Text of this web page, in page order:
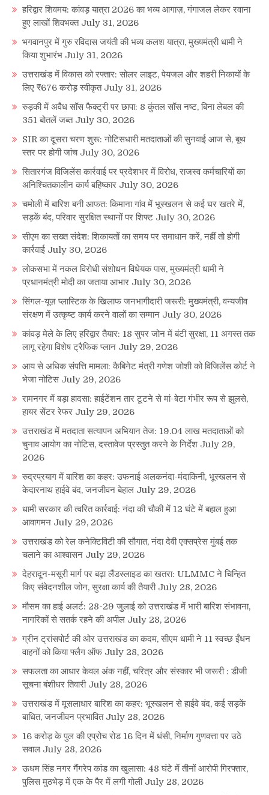
हरिद्वार शिवमय: कांवड़ यात्रा 2026 का भव्य आगाज़, गंगाजल लेकर रवाना
हुए लाखों शिवभक्त July 31, 2026
भगवानपुर में गुरु रविदास जयंती की भव्य कलश यात्रा, मुख्यमंत्री धामी ने
किया शुभारंभ July 31, 2026
उत्तराखंड में विकास को रफ्तार: सोलर लाइट, पेयजल और शहरी निकायों के
लिए ₹676 करोड़ स्वीकृत July 31, 2026
रुड़की में अवैध सॉस फैक्ट्री पर छापा: 8 कुंतल सॉस नष्ट, बिना लेबल की
351 बोतलें जब्त July 30, 2026
SIR का दूसरा चरण शुरू: नोटिसधारी मतदाताओं की सुनवाई आज से, बूथ
स्तर पर होगी जांच July 30, 2026
सितारगंज विजिलेंस कार्रवाई पर प्रदेशभर में विरोध, राजस्व कर्मचारियों का
अनिश्चितकालीन कार्य बहिष्कार July 30, 2026
चमोली में बारिश बनी आफत: किमाना गांव में भूस्खलन से कई घर खतरे में,
सड़कें बंद, परिवार सुरक्षित स्थानों पर शिफ्ट July 30, 2026
सीएम का सख्त संदेश: शिकायतों का समय पर समाधान करें, नहीं तो होगी
कार्रवाई July 30, 2026
लोकसभा में नकल विरोधी संशोधन विधेयक पास, मुख्यमंत्री धामी ने
प्रधानमंत्री मोदी का जताया आभार July 30, 2026
सिंगल-यूज़ प्लास्टिक के खिलाफ जनभागीदारी जरूरी: मुख्यमंत्री, वन्यजीव
संरक्षण में उत्कृष्ट कार्य करने वालों का सम्मान July 30, 2026
कांवड़ मेले के लिए हरिद्वार तैयार: 18 सुपर जोन में बंटी सुरक्षा, 11 अगस्त तक
लागू रहेगा विशेष ट्रैफिक प्लान July 29, 2026
आय से अधिक संपत्ति मामला: कैबिनेट मंत्री गणेश जोशी को विजिलेंस कोर्ट ने
भेजा नोटिस July 29, 2026
रामनगर में बड़ा हादसा: हाईटेंशन तार टूटने से मां-बेटा गंभीर रूप से झुलसे,
हायर सेंटर रेफर July 29, 2026
उत्तराखंड में मतदाता सत्यापन अभियान तेज: 19.04 लाख मतदाताओं को
चुनाव आयोग का नोटिस, दस्तावेज प्रस्तुत करने के निर्देश July 29,
2026
रुद्रप्रयाग में बारिश का कहर: उफनाई अलकनंदा-मंदाकिनी, भूस्खलन से
केदारनाथ हाईवे बंद, जनजीवन बेहाल July 29, 2026
धामी सरकार की त्वरित कार्रवाई: नंदा की चौकी में 12 घंटे में बहाल हुआ
आवागमन July 29, 2026
उत्तराखंड को रेल कनेक्टिविटी की सौगात, नंदा देवी एक्सप्रेस मुंबई तक
चलाने का आश्वासन July 29, 2026
देहरादून-मसूरी मार्ग पर बढ़ा लैंडस्लाइड का खतरा: ULMMC ने चिन्हित
किए संवेदनशील जोन, सुरक्षा कार्य की तैयारी July 28, 2026
मौसम का हाई अलर्ट: 28-29 जुलाई को उत्तराखंड में भारी बारिश संभावना,
नागरिकों से सतर्क रहने की अपील July 28, 2026
ग्रीन ट्रांसपोर्ट की ओर उत्तराखंड का कदम, सीएम धामी ने 11 स्वच्छ ईंधन
वाहनों को किया फ्लैग ऑफ July 28, 2026
सफलता का आधार केवल अंक नहीं, चरित्र और संस्कार भी जरूरी : डीजी
सूचना बंशीधर तिवारी July 28, 2026
उत्तराखंड में मूसलाधार बारिश का कहर: भूस्खलन से हाईवे बंद, कई सड़कें
बाधित, जनजीवन प्रभावित July 28, 2026
16 करोड़ के पुल की एप्रोच रोड 16 दिन में धंसी, निर्माण गुणवत्ता पर उठे
सवाल July 28, 2026
ऊधम सिंह नगर गैंगरेप कांड का खुलासा: 48 घंटे में तीनों आरोपी गिरफ्तार,
पुलिस मुठभेड़ में एक के पैर में लगी गोली July 28, 2026